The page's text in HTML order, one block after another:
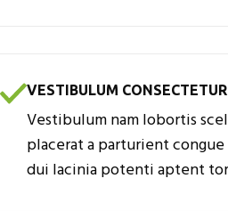
VESTIBULUM
Vestibulum nam lobortis
placerat a parturient
dui lacinia potenti aptent